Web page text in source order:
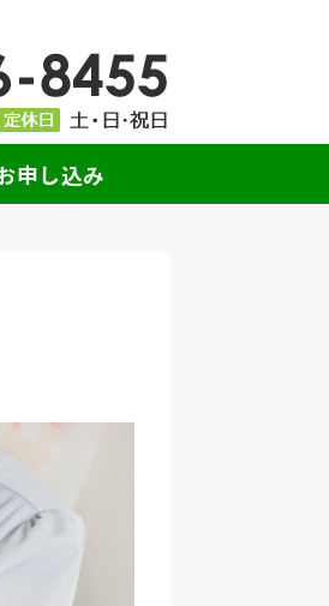
業｜株式会社 旅行
申し込み